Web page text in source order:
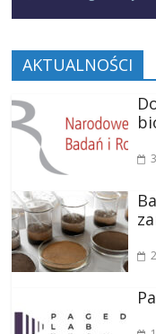
AKTUALNOŚCI